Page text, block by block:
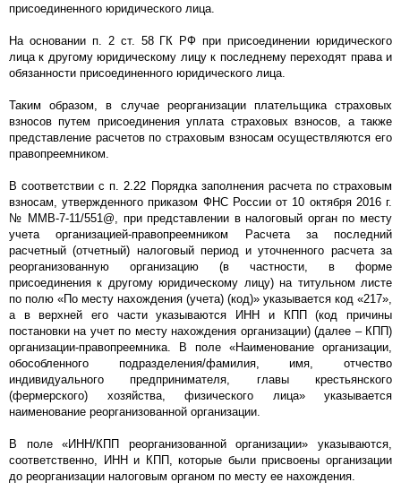
присоединенного юридического лица.
На основании п. 2 ст. 58 ГК РФ при присоединении юридического
лица к другому юридическому лицу к последнему переходят права и
обязанности присоединенного юридического лица.
Таким образом, в случае реорганизации плательщика страховых
взносов путем присоединения уплата страховых взносов, а также
представление расчетов по страховым взносам осуществляются его
правопреемником.
В соответствии с п. 2.22 Порядка заполнения расчета по страховым
взносам, утвержденного приказом ФНС России от 10 октября 2016 г.
№ ММВ-7-11/551@, при представлении в налоговый орган по месту
учета организацией-правопреемником Расчета за последний
расчетный (отчетный) налоговый период и уточненного расчета за
реорганизованную организацию (в частности, в форме
присоединения к другому юридическому лицу) на титульном листе
по полю «По месту нахождения (учета) (код)» указывается код «217»,
а в верхней его части указываются ИНН и КПП (код причины
постановки на учет по месту нахождения организации) (далее – КПП)
организации-правопреемника. В поле «Наименование организации,
обособленного подразделения/фамилия, имя, отчество
индивидуального предпринимателя, главы крестьянского
(фермерского) хозяйства, физического лица» указывается
наименование реорганизованной организации.
В поле «ИНН/КПП реорганизованной организации» указываются,
соответственно, ИНН и КПП, которые были присвоены организации
до реорганизации налоговым органом по месту ее нахождения.